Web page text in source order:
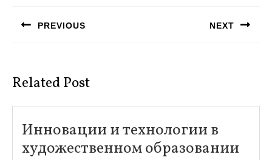
записям
PREVIOUS NEXT
Related Post
Инновации и технологии в
художественном образовании